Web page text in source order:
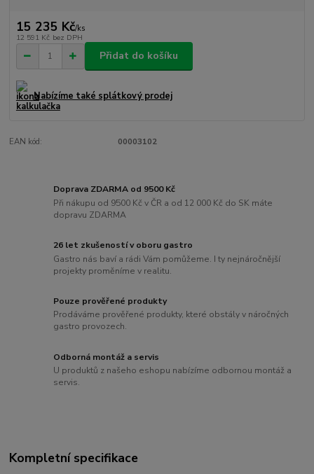
15 235 Kč/ks
12 591 Kč bez DPH
Přidat do košíku
Nabízíme také splátkový prodej
EAN kód: 00003102
Doprava ZDARMA od 9500 Kč
Při nákupu od 9500 Kč v ČR a od 12 000 Kč do SK máte
dopravu ZDARMA
26 let zkušeností v oboru gastro
Gastro nás baví a rádi Vám pomůžeme. I ty nejnáročnější
projekty proměníme v realitu.
Pouze prověřené produkty
Prodáváme prověřené produkty, které obstály v náročných
gastro provozech.
Odborná montáž a servis
U produktů z našeho eshopu nabízíme odbornou montáž a
servis.
Kompletní specifikace